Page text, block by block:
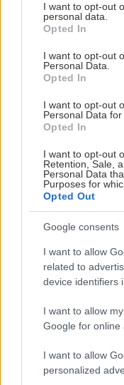
not limited to your
grant or deny
use your data for
consent section.
I want to opt-out
personal data.
Opted In
I want to opt-out
Personal Data.
Opted In
I want to opt-out
Personal Data for
Opted In
I want to opt-out
Retention, Sale,
Personal Data
Purposes for
Opted Out
Google consents
I want to allow
related to
device identifiers
I want to allow
Google for online
I want to allow
personalized
Γεννήθηκε τον
(μαζί με την
μέχρι σήμερα
Αμετανόητα